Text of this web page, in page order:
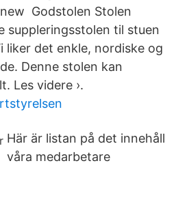
Godstolen Stolen
suppleringsstolen til stuen
liker det enkle, nordiske og
Denne stolen kan
Les videre ›.
Här är listan på det innehåll
våra medarbetare